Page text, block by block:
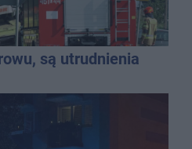
są utrudnienia